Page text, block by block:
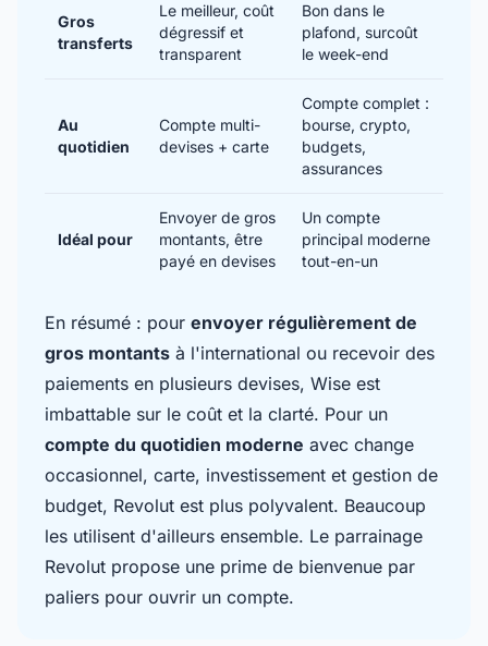
Gros
transferts
Le meilleur, coût
dégressif et
transparent
Bon dans le
plafond, surcoût
le week-end
Au
quotidien
Compte multi-
devises + carte
Compte complet :
bourse, crypto,
budgets,
assurances
Idéal pour
Envoyer de gros
montants, être
payé en devises
Un compte
principal moderne
tout-en-un
En résumé : pour envoyer régulièrement de
gros montants à l'international ou recevoir des
paiements en plusieurs devises, Wise est
imbattable sur le coût et la clarté. Pour un
compte du quotidien moderne avec change
occasionnel, carte, investissement et gestion de
budget, Revolut est plus polyvalent. Beaucoup
les utilisent d'ailleurs ensemble. Le parrainage
Revolut propose une prime de bienvenue par
paliers pour ouvrir un compte.